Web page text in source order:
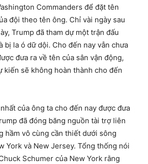
Commanders để đặt tên
đội theo tên ông. Chỉ vài ngày sau
Trump đã tham dự một trận đấu
bị la ó dữ dội. Cho đến nay vẫn chưa
đưa ra về tên của sân vận động,
kiến ​​sẽ không hoàn thành cho đến
của ông ta cho đến nay được đưa
đã đóng băng nguồn tài trợ liên
hầm vô cùng cần thiết dưới sông
York và New Jersey. Tổng thống nói
Schumer của New York rằng